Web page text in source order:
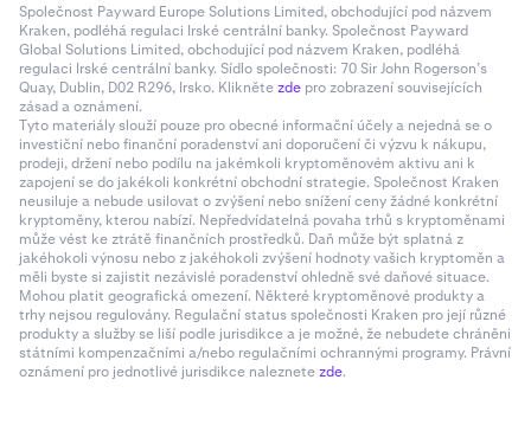
Společnost Payward Europe Solutions Limited, obchodující pod názvem
Kraken, podléhá regulaci Irské centrální banky. Společnost Payward
Global Solutions Limited, obchodující pod názvem Kraken, podléhá
regulaci Irské centrální banky. Sídlo společnosti: 70 Sir John Rogerson’s
Quay, Dublin, D02 R296, Irsko. Kliknětezde pro zobrazení souvisejících
zásad a oznámení.
Tyto materiály slouží pouze pro obecné informační účely a nejedná se o
investiční nebo finanční poradenství ani doporučení či výzvu k nákupu,
prodeji, držení nebo podílu na jakémkoli kryptoměnovém aktivu ani k
zapojení se do jakékoli konkrétní obchodní strategie. Společnost Kraken
neusiluje a nebude usilovat o zvýšení nebo snížení ceny žádné konkrétní
kryptoměny, kterou nabízí. Nepředvídatelná povaha trhů s kryptoměnami
může vést ke ztrátě finančních prostředků. Daň může být splatná z
jakéhokoli výnosu nebo z jakéhokoli zvýšení hodnoty vašich kryptoměn a
měli byste si zajistit nezávislé poradenství ohledně své daňové situace.
Mohou platit geografická omezení. Některé kryptoměnové produkty a
trhy nejsou regulovány. Regulační status společnosti Kraken pro její různé
produkty a služby se liší podle jurisdikce a je možné, že nebudete chráněni
státními kompenzačními a/nebo regulačními ochrannými programy. Právní
oznámení pro jednotlivé jurisdikce naleznetezde.